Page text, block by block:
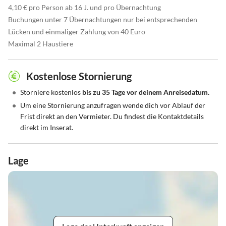
4,10 € pro Person ab 16 J. und pro Übernachtung
Buchungen unter 7 Übernachtungen nur bei entsprechenden
Lücken und einmaliger Zahlung von 40 Euro
Maximal 2 Haustiere
Kostenlose Stornierung
• Storniere kostenlos bis zu 35 Tage vor deinem Anreisedatum.
• Um eine Stornierung anzufragen wende dich vor Ablauf der
Frist direkt an den Vermieter. Du findest die Kontaktdetails
direkt im Inserat.
Lage